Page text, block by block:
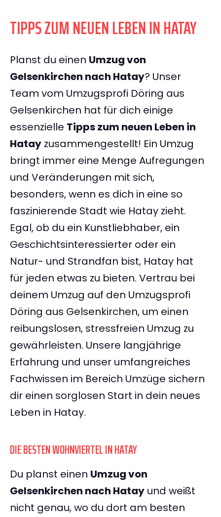
TIPPS ZUM NEUEN LEBEN IN HATAY
Planst du einen Umzug von
Gelsenkirchen nach Hatay? Unser
Team vom Umzugsprofi Döring aus
Gelsenkirchen hat für dich einige
essenzielle Tipps zum neuen Leben in
Hatay zusammengestellt! Ein Umzug
bringt immer eine Menge Aufregungen
und Veränderungen mit sich,
besonders, wenn es dich in eine so
faszinierende Stadt wie Hatay zieht.
Egal, ob du ein Kunstliebhaber, ein
Geschichtsinteressierter oder ein
Natur- und Strandfan bist, Hatay hat
für jeden etwas zu bieten. Vertrau bei
deinem Umzug auf den Umzugsprofi
Döring aus Gelsenkirchen, um einen
reibungslosen, stressfreien Umzug zu
gewährleisten. Unsere langjährige
Erfahrung und unser umfangreiches
Fachwissen im Bereich Umzüge sichern
dir einen sorglosen Start in dein neues
Leben in Hatay.
DIE BESTEN WOHNVIERTEL IN HATAY
Du planst einen Umzug von
Gelsenkirchen nach Hatay und weißt
nicht genau, wo du dort am besten